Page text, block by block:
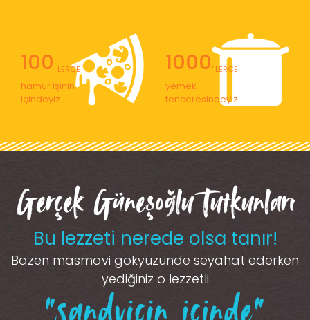
100' LERCE
hamur işinin
içindeyiz
1000' LERCE
yemek
tenceresindeyiz
Gerçek Güneşoğlu Tutkunları
Bu lezzeti nerede olsa tanır!
Bazen masmavi gökyüzünde seyahat ederken
yediğiniz o lezzetli